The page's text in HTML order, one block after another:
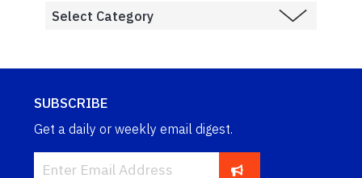
SUBSCRIBE
Get a daily or weekly email digest.